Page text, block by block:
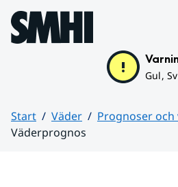
Hoppa till sidans innehåll
Gul,
Start Väder
Prognoser
Väderprognos